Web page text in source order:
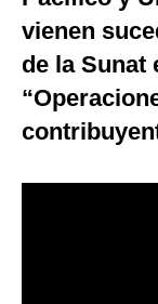
Club del Suscriptor
Mix
G de Gestión
vienen
de la Sunat